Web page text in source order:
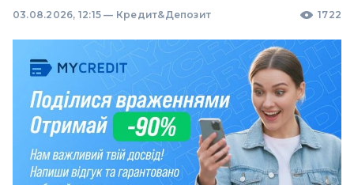
03.08.2026, 12:15 — Кредит&Депозит 1722